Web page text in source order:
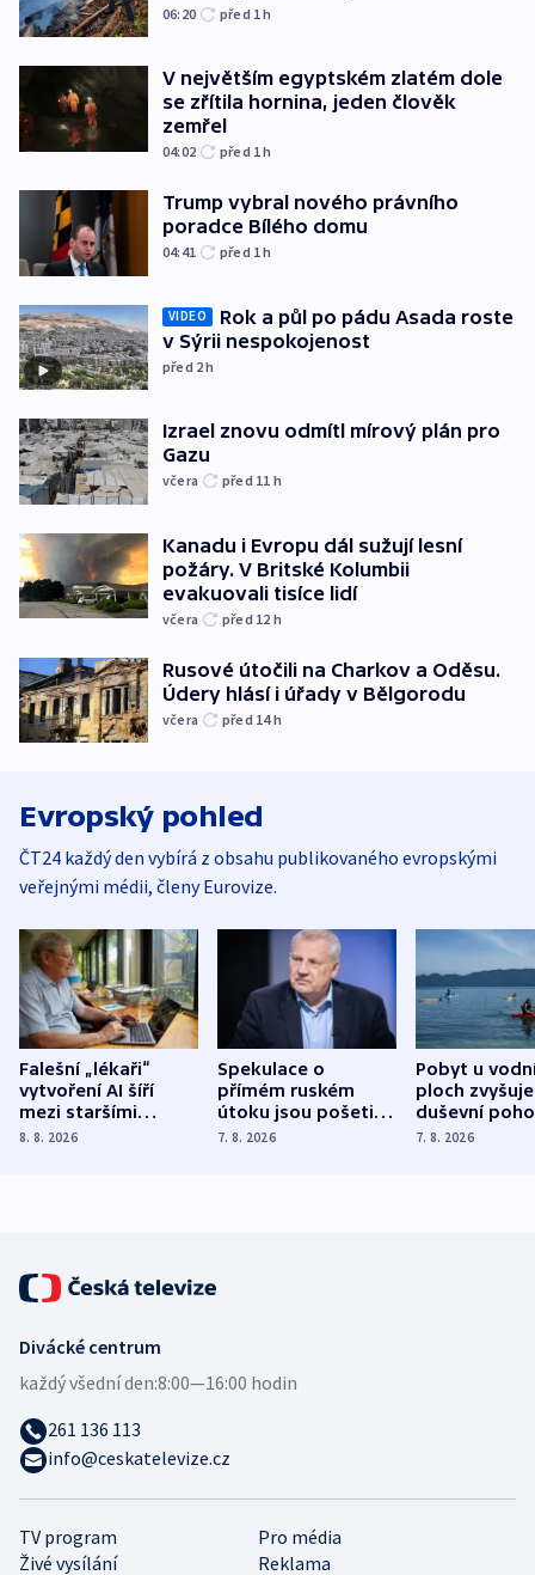
06:20 před 1h
V největším egyptském zlatém dole
se zřítila hornina, jeden člověk
zemřel
04:02 před 1h
Trump vybral nového právního
poradce Bílého domu
04:41 před 1h
VIDEO
Rok a půl po pádu Asada roste
v Sýrii nespokojenost
před 2h
Izrael znovu odmítl mírový plán pro
Gazu
včera před 11 h
Kanadu i Evropu dál sužují lesní
požáry. V Britské Kolumbii
evakuovali tisíce lidí
včera před 12 h
Rusové útočili na Charkov a Oděsu.
Údery hlásí i úřady v Bělgorodu
včera před 14h
Evropský pohled
ČT24 každý den vybírá z obsahu publikovaného evropskými
veřejnými médii, členy Eurovize.
Falešní „lékaři“
vytvoření AI šíří
mezi staršími
Poláky nebezpečné
8. 8. 2026
Spekulace o
přímém ruském
útoku jsou pošetilé,
míní estonský
7. 8. 2026
Pobyt u
ploch zvyšuje
duševní
ukázala
7. 8. 2026
TV program
Pro média
Živé vysílání
Reklama
Divácké centrum
každý všední den:8:00—16:00 hodin
261 136 113
info@ceskatelevize.cz